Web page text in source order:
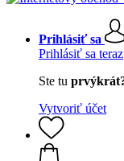
Prihlásiť sa
Prihlásiť sa teraz
Ste tu
Vytvoriť účet